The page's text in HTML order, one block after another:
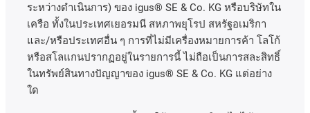
ระหว่างดำเนินการ) ของ igus® SE & Co. KG หรือบริษัทใน
เครือ ทั้งในประเทศเยอรมนี สหภาพยุโรป สหรัฐอเมริกา
และ/หรือประเทศอื่น ๆ การที่ไม่มีเครื่องหมายการค้า โลโก้
หรือสโลแกนปรากฏอยู่ในรายการนี้ ไม่ถือเป็นการสละสิทธิ์
ในทรัพย์สินทางปัญญาของ igus® SE & Co. KG แต่อย่าง
ใด